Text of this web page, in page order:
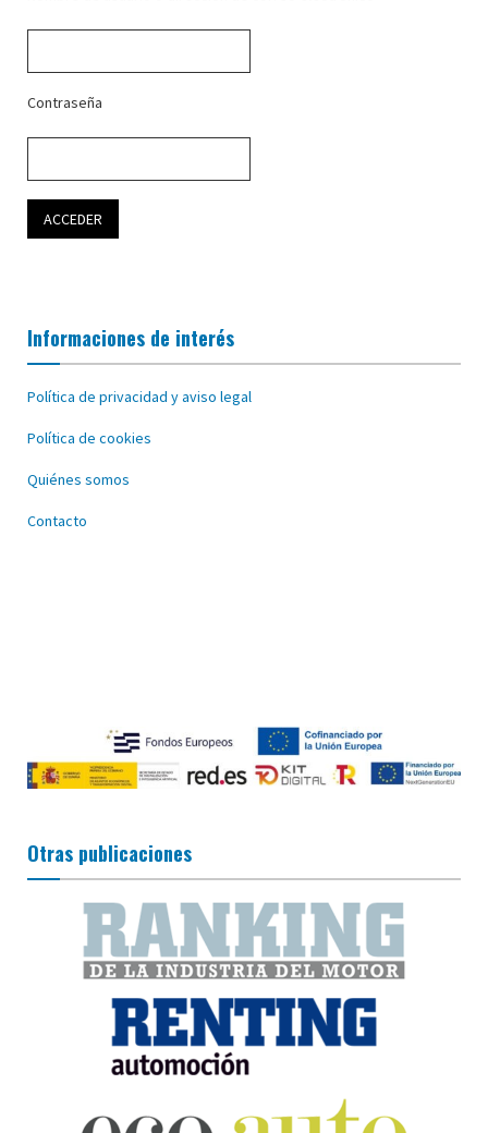
Contraseña
Informaciones de interés
Política de privacidad y aviso legal
Política de cookies
Quiénes somos
Contacto
Otras publicaciones